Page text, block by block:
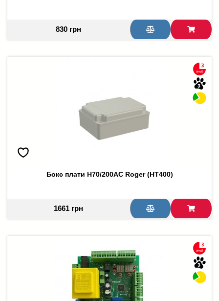
830 грн
Бокс плати H70/200AC Roger (HT400)
1661 грн